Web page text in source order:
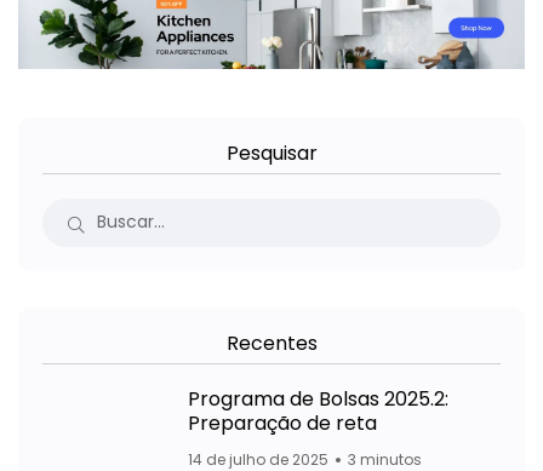
Pesquisar
Recentes
Programa de Bolsas 2025.2:
Preparação de reta
14 de julho de 2025 3 minutos